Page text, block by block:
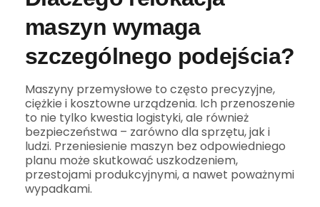
maszyn wymaga
szczególnego podejścia?
Maszyny przemysłowe to często precyzyjne,
ciężkie i kosztowne urządzenia. Ich przenoszenie
to nie tylko kwestia logistyki, ale również
bezpieczeństwa – zarówno dla sprzętu, jak i
ludzi. Przeniesienie maszyn bez odpowiedniego
planu może skutkować uszkodzeniem,
przestojami produkcyjnymi, a nawet poważnymi
wypadkami.